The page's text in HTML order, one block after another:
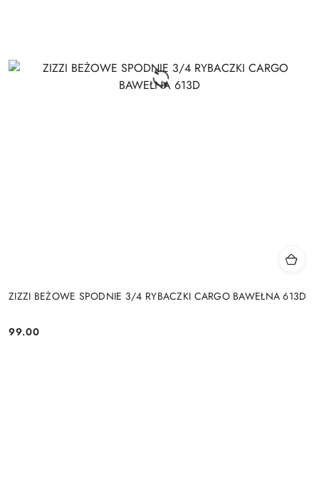
ZIZZI BEŻOWE SPODNIE 3/4 RYBACZKI CARGO BAWEŁNA 613D
Cena:
99.00